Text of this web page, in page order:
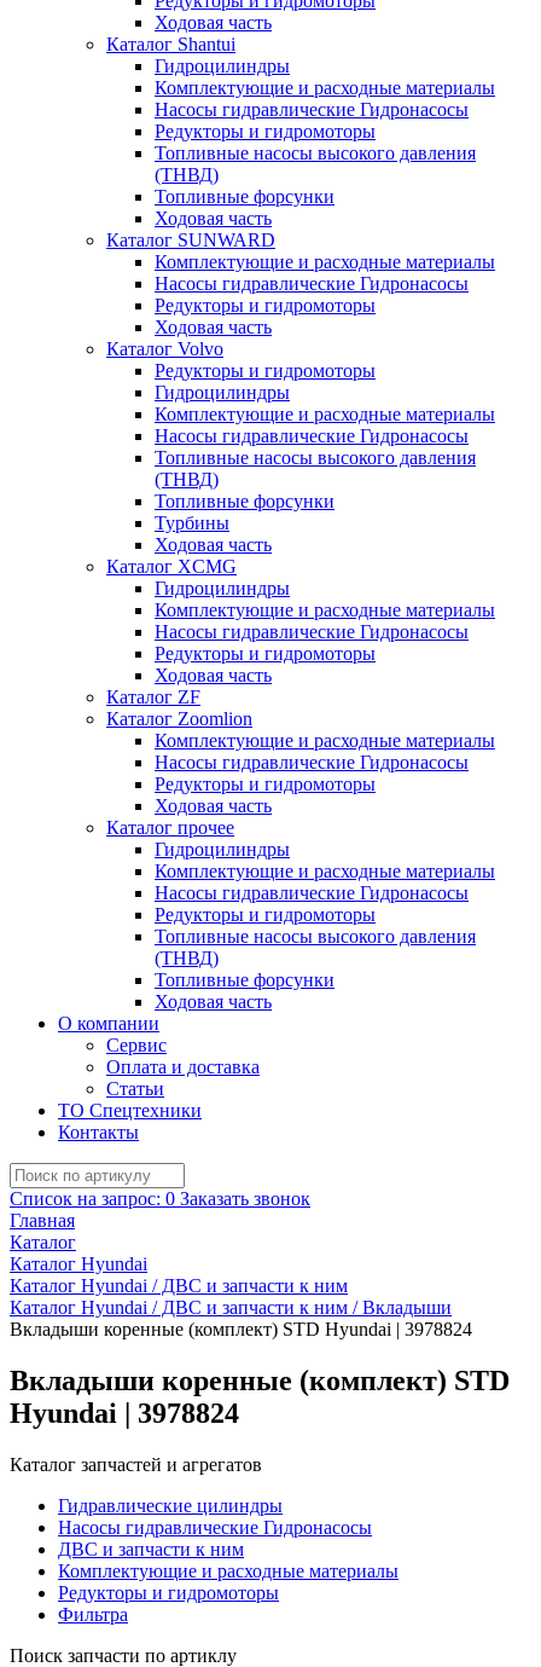
Ходовая часть
Каталог Shantui
Гидроцилиндры
Комплектующие и расходные материалы
Насосы гидравлические Гидронасосы
Редукторы и гидромоторы
Топливные насосы высокого давления
(ТНВД)
Топливные форсунки
Ходовая часть
Каталог SUNWARD
Комплектующие и расходные материалы
Насосы гидравлические Гидронасосы
Редукторы и гидромоторы
Ходовая часть
Каталог Volvo
Редукторы и гидромоторы
Гидроцилиндры
Комплектующие и расходные материалы
Насосы гидравлические Гидронасосы
Топливные насосы высокого давления
(ТНВД)
Топливные форсунки
Турбины
Ходовая часть
Каталог XCMG
Гидроцилиндры
Комплектующие и расходные материалы
Насосы гидравлические Гидронасосы
Редукторы и гидромоторы
Ходовая часть
Каталог ZF
Каталог Zoomlion
Комплектующие и расходные материалы
Насосы гидравлические Гидронасосы
Редукторы и гидромоторы
Ходовая часть
Каталог прочее
Гидроцилиндры
Комплектующие и расходные материалы
Насосы гидравлические Гидронасосы
Редукторы и гидромоторы
Топливные насосы высокого давления
(ТНВД)
Топливные форсунки
Ходовая часть
О компании
Сервис
Оплата и доставка
Статьи
ТО Спецтехники
Контакты
Список на запрос: 0 Заказать звонок
Главная
Каталог
Каталог Hyundai
Каталог Hyundai / ДВС и запчасти к ним
Каталог Hyundai / ДВС и запчасти к ним / Вкладыши
Вкладыши коренные (комплект) STD Hyundai | 3978824
Вкладыши коренные (комплект) STD
Hyundai | 3978824
Каталог запчастей и агрегатов
Гидравлические цилиндры
Насосы гидравлические Гидронасосы
ДВС и запчасти к ним
Комплектующие и расходные материалы
Редукторы и гидромоторы
Фильтра
Поиск запчасти по артиклу